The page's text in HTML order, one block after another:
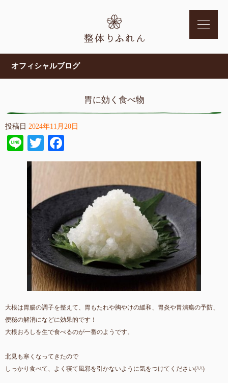
オフィシャルブログ
胃に効く食べ物
投稿日 2024年11月20日
LineTwitter
大根は胃腸の調子を整えて、胃もたれや胸やけの緩和、胃炎や胃潰瘍の予防、
便秘の解消になどに効果的です！
大根おろしを生で食べるのが一番のようです。
北見も寒くなってきたので
しっかり食べて、よく寝て風邪を引かないように気をつけてください(^^)